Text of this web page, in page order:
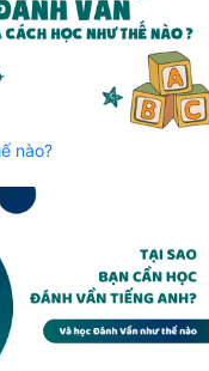
nào?